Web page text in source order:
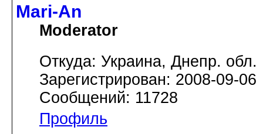
Mari-An
Moderator
Откуда: Украина, Днепр. обл.
Зарегистрирован: 2008-09-06
Сообщений: 11728
Профиль